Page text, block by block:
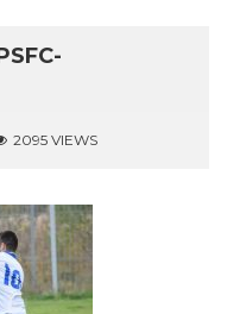
2095 VIEWS